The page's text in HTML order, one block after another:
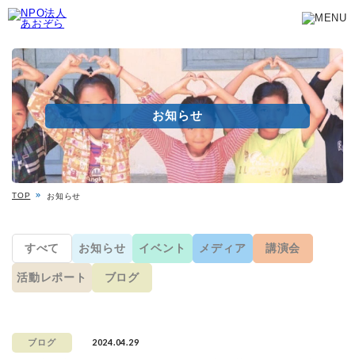
お知らせ
TOP お知らせ
すべて お知らせ イベント メディア 講演会
活動レポート ブログ
ブログ 2024.04.29